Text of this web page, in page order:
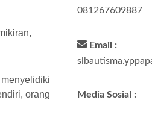
orang
081267609887
Email :
Media Sosial :